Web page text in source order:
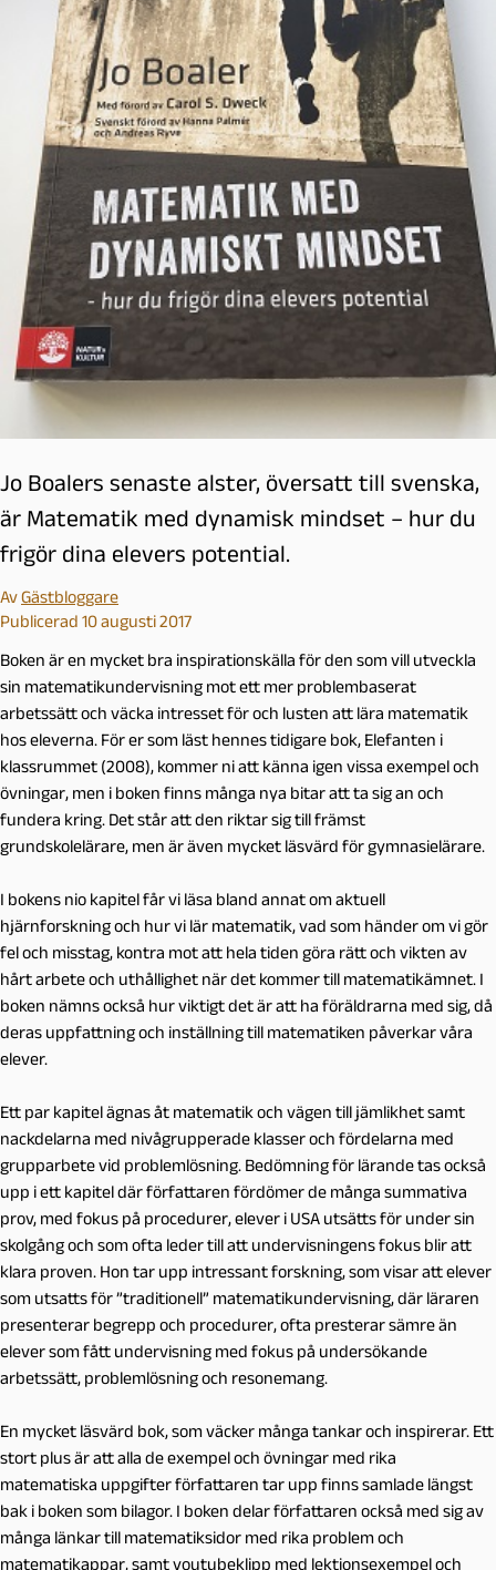
Jo Boalers senaste alster, översatt till svenska,
är Matematik med dynamisk mindset – hur du
frigör dina elevers potential.
AvGästbloggare
Publicerad 10 augusti 2017
Boken är en mycket bra inspirationskälla för den som vill utveckla
sin matematikundervisning mot ett mer problembaserat
arbetssätt och väcka intresset för och lusten att lära matematik
hos eleverna. För er som läst hennes tidigare bok, Elefanten i
klassrummet (2008), kommer ni att känna igen vissa exempel och
övningar, men i boken finns många nya bitar att ta sig an och
fundera kring. Det står att den riktar sig till främst
grundskolelärare, men är även mycket läsvärd för gymnasielärare.
I bokens nio kapitel får vi läsa bland annat om aktuell
hjärnforskning och hur vi lär matematik, vad som händer om vi gör
fel och misstag, kontra mot att hela tiden göra rätt och vikten av
hårt arbete och uthållighet när det kommer till matematikämnet. I
boken nämns också hur viktigt det är att ha föräldrarna med sig, då
deras uppfattning och inställning till matematiken påverkar våra
elever.
Ett par kapitel ägnas åt matematik och vägen till jämlikhet samt
nackdelarna med nivågrupperade klasser och fördelarna med
grupparbete vid problemlösning. Bedömning för lärande tas också
upp i ett kapitel där författaren fördömer de många summativa
prov, med fokus på procedurer, elever i USA utsätts för under sin
skolgång och som ofta leder till att undervisningens fokus blir att
klara proven. Hon tar upp intressant forskning, som visar att elever
som utsatts för ”traditionell” matematikundervisning, där läraren
presenterar begrepp och procedurer, ofta presterar sämre än
elever som fått undervisning med fokus på undersökande
arbetssätt, problemlösning och resonemang.
En mycket läsvärd bok, som väcker många tankar och inspirerar. Ett
stort plus är att alla de exempel och övningar med rika
matematiska uppgifter författaren tar upp finns samlade längst
bak i boken som bilagor. I boken delar författaren också med sig av
många länkar till matematiksidor med rika problem och
matematikappar, samt youtubeklipp med lektionsexempel och